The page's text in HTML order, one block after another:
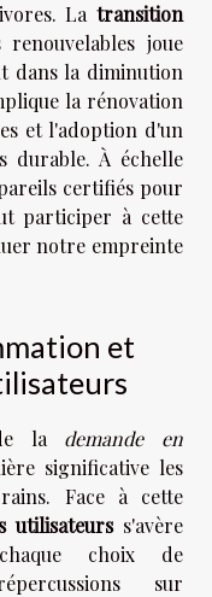
La transition
joue
dans la diminution
la rénovation
et l'adoption d'un
durable. À échelle
certifiés pour
participer à cette
notre empreinte
et
la demande en
significative les
Face à cette
utilisateurss'avère
choix de
sur